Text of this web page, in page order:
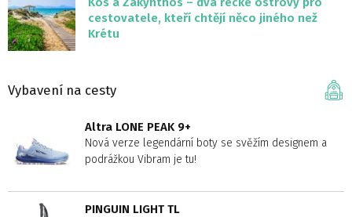
cestovatele, kteří chtějí něco jiného než
Krétu
Vybavení na cesty
Altra LONE PEAK 9+
Nová verze legendární boty se svěžím designem a
podrážkou Vibram je tu!
PINGUIN LIGHT TL